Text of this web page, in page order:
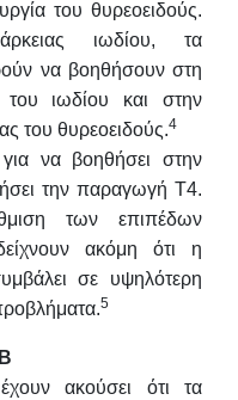
του θυρεοειδούς.
ιωδίου, τα
να βοηθήσουν στη
ιωδίου και στην
του θυρεοειδούς.4
να βοηθήσει στην
την παραγωγή T4.
των επιπέδων
ακόμη ότι η
σε υψηλότερη
5
ακούσει ότι τα